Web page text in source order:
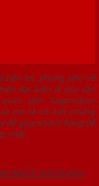
tiện lợi, phong phú về
đại luôn là loại sản
tâm. Saigondoor
mô tả chi tiết những
để giúp khách hàng dễ
nhất.
NGỦ】thời thượng